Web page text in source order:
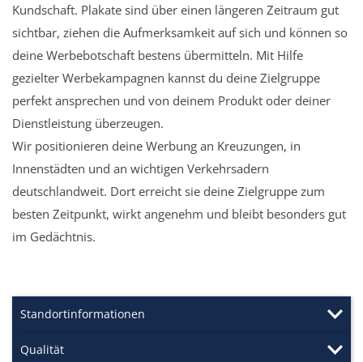
Kundschaft. Plakate sind über einen längeren Zeitraum gut
sichtbar, ziehen die Aufmerksamkeit auf sich und können so
deine Werbebotschaft bestens übermitteln. Mit Hilfe
gezielter Werbekampagnen kannst du deine Zielgruppe
perfekt ansprechen und von deinem Produkt oder deiner
Dienstleistung überzeugen.
Wir positionieren deine Werbung an Kreuzungen, in
Innenstädten und an wichtigen Verkehrsadern
deutschlandweit. Dort erreicht sie deine Zielgruppe zum
besten Zeitpunkt, wirkt angenehm und bleibt besonders gut
im Gedächtnis.
Standortinformationen
Qualität